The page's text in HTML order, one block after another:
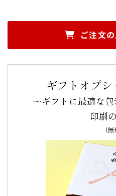
てくれました！
こちらのバウムクーヘンは、
ころ、ヒットして、色とりど
ができて、是非プレゼントし
姉は、とても喜んでくれて、写
また、お祝いの機会に是非利
の丁寧なメールにも感謝申し
ご購入頂いた商品：
還暦祝い
ご注文
ギフトオプ
～ギフトに最適な
印刷
(無